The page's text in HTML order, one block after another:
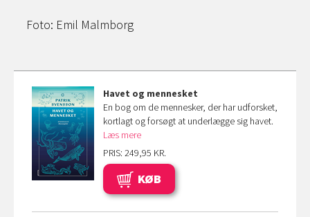
Foto: Emil Malmborg
Havet og mennesket
En bog om de mennesker, der har udforsket,
kortlagt og forsøgt at underlægge sig havet.
Læs mere
PRIS: 249,95 KR.
KØB